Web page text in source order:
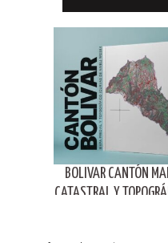
BOLIVAR CANTÓN
CATASTRAL Y